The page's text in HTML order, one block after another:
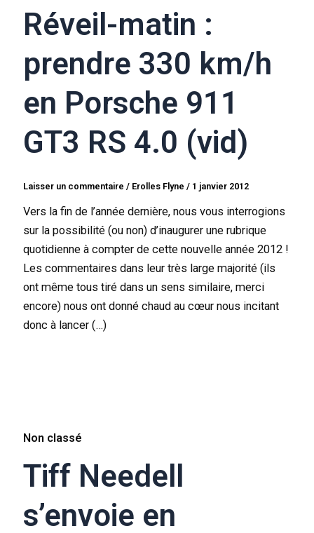
Réveil-matin :
prendre 330 km/h
en Porsche 911
GT3 RS 4.0 (vid)
Laisser un commentaire / Erolles Flyne/ 1 janvier 2012
Vers la fin de l’année dernière, nous vous interrogions
sur la possibilité (ou non) d’inaugurer une rubrique
quotidienne à compter de cette nouvelle année 2012 !
Les commentaires dans leur très large majorité (ils
ont même tous tiré dans un sens similaire, merci
encore) nous ont donné chaud au cœur nous incitant
donc à lancer (…)
Non classé
Tiff Needell
s’envoie en